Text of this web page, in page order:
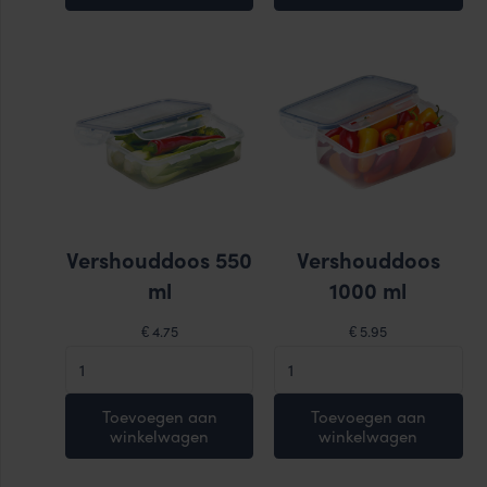
aantal
Vershouddoos 550
ml
€ 4.75
aantal
Toevoegen aan
winkelwagen
Vershouddoos
1000 ml
€ 5.95
aantal
Toevoegen aan
winkelwagen